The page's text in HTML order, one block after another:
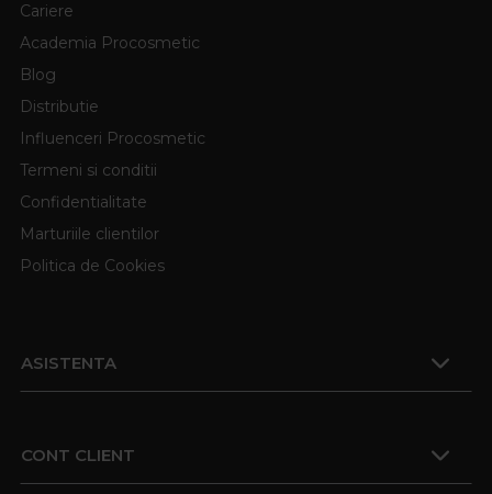
Cariere
Academia Procosmetic
Blog
Distributie
Influenceri Procosmetic
Termeni si conditii
Confidentialitate
Marturiile clientilor
Politica de Cookies
ASISTENTA
CONT CLIENT